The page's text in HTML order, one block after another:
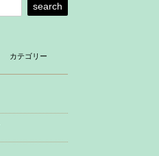
search
カテゴリー